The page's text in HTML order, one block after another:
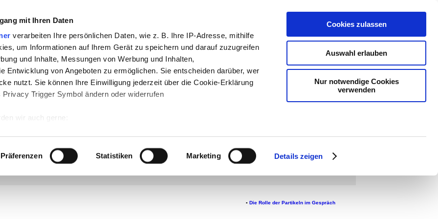
mit Ihren Daten
verarbeiten Ihre persönlichen Daten, wie z. B. Ihre IP-Adresse, mithilfe
um Informationen auf Ihrem Gerät zu speichern und darauf zuzugreifen
und Inhalte, Messungen von Werbung und Inhalten,
Entwicklung von Angeboten zu ermöglichen. Sie entscheiden darüber, wer
nutzt. Sie können Ihre Einwilligung jederzeit über die Cookie-Erklärung
Trigger Symbol ändern oder widerrufen
wir auch gerne:
Scannen nach bestimmten Merkmalen (Fingerprinting) identifizieren
wie Ihre persönlichen Daten verarbeitet werden, und legen Sie Ihre
fest.
Inhalte und Anzeigen zu personalisieren, Funktionen für soziale Medien
Präferenzen Statistiken Marketing Details zeigen
Cookies zulassen
Auswahl erlauben
Nur notwendige Cookies
verwenden
-Geschichte-Politik -Pädagogik-Psychologie-
-Projekte-So navigiert man auf teachSam
-teachSam braucht Werbung
Linguistik (Sprachwissenschaft) Rechtschreibung ● WORTGRAMMATIK
▪Konjunktionen Adverb [ PARTIKELN▪ Merkmale ▪Abtönungspartikeln ►Redeleitende Partikeln ] Bausteine ▪ Satzgrammatik
Pragmatik▪Soziolinguistik Gesprächsanalyse Rhetorik▪Operatoren im Fach Deutsch
▪ Die Rolle der Partikeln im Gespräch